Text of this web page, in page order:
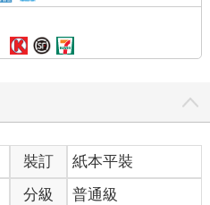
裝訂
紙本平裝
分級 普通級